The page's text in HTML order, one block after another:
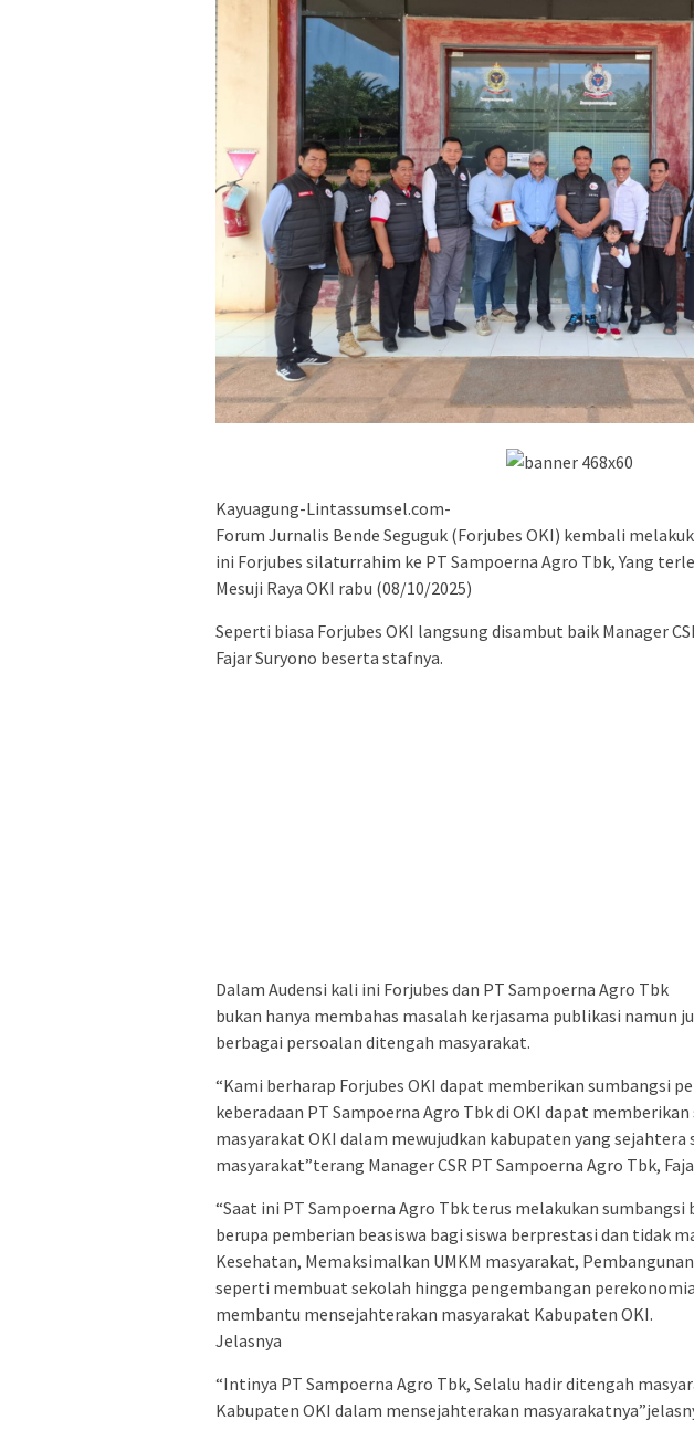
Kayuagung-Lintassumsel.com-
Forum Jurnalis Bende Seguguk (Forjubes OKI) kembali
ini Forjubes silaturrahim ke PT Sampoerna Agro Tbk, Yang
Mesuji Raya OKI rabu (08/10/2025)
Seperti biasa Forjubes OKI langsung disambut baik Manager
Fajar Suryono beserta stafnya.
Dalam Audensi kali ini Forjubes dan PT Sampoerna Agro Tbk
bukan hanya membahas masalah kerjasama publikasi namun
berbagai persoalan ditengah masyarakat.
“Kami berharap Forjubes OKI dapat memberikan sumbangsi
keberadaan PT Sampoerna Agro Tbk di OKI dapat
masyarakat OKI dalam mewujudkan kabupaten yang sejahtera
masyarakat”terang Manager CSR PT Sampoerna Agro Tbk,
“Saat ini PT Sampoerna Agro Tbk terus melakukan sumbangsi
berupa pemberian beasiswa bagi siswa berprestasi dan tidak
Kesehatan, Memaksimalkan UMKM masyarakat,
seperti membuat sekolah hingga pengembangan
membantu mensejahterakan masyarakat Kabupaten OKI.
Jelasnya
“Intinya PT Sampoerna Agro Tbk, Selalu hadir ditengah
Kabupaten OKI dalam mensejahterakan